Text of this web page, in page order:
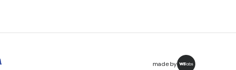
made by